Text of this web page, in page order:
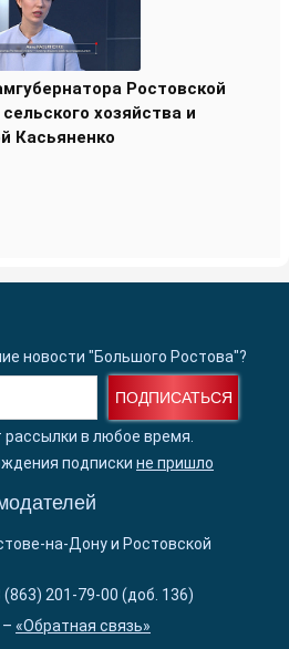
Ростовской
хозяйства и
Касьяненко
новости "Большого Ростова"?
ПОДПИСАТЬСЯ
в любое время.
подписки не пришло
на-Дону и Ростовской
201-79-00 (доб. 136)
«Обратная связь»